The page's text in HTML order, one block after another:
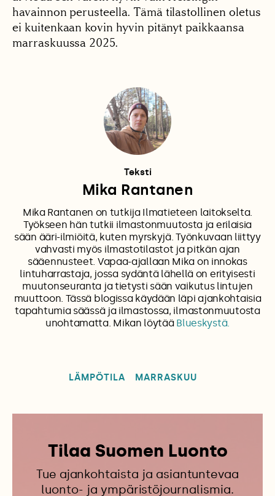
havainnon perusteella. Tämä tilastollinen oletus
ei kuitenkaan kovin hyvin pitänyt paikkaansa
marraskuussa 2025.
Teksti
Mika Rantanen
Mika Rantanen on tutkija Ilmatieteen laitokselta.
Työkseen hän tutkii ilmastonmuutosta ja erilaisia
sään ääri-ilmiöitä, kuten myrskyjä. Työnkuvaan liittyy
vahvasti myös ilmastotilastot ja pitkän ajan
sääennusteet. Vapaa-ajallaan Mika on innokas
lintuharrastaja, jossa sydäntä lähellä on erityisesti
muutonseuranta ja tietysti sään vaikutus lintujen
muuttoon. Tässä blogissa käydään läpi ajankohtaisia
tapahtumia säässä ja ilmastossa, ilmastonmuutosta
unohtamatta. Mikan löytää Blueskystä.
LÄMPÖTILA MARRASKUU
Tilaa Suomen Luonto
Tue ajankohtaista ja asiantuntevaa
luonto- ja ympäristöjournalismia.